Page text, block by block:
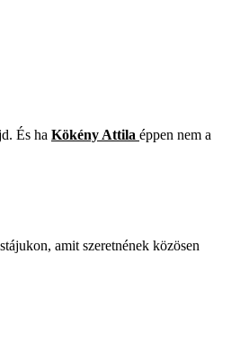
És ha Kökény Attila éppen nem a
amit szeretnének közösen